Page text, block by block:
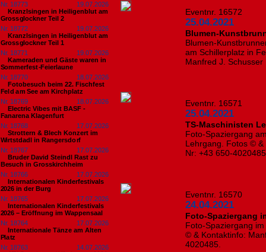
Nr. 18773
19.07.2026
Kranzlsingen in Heiligenblut am
Grossglockner Teil 2
Nr. 18772
19.07.2026
Kranzlsingen in Heiligenblut am
Grossglockner Teil 1
Nr. 18771
19.07.2026
Kameraden und Gäste waren in
Sommerfest-Feierlaune
Nr. 18770
18.07.2026
Fotobesuch beim 22. Fischfest
Feld am See am Kirchplatz
Nr. 18769
18.07.2026
Electric Vibes mit BASF -
Fanarena Klagenfurt
Nr. 18768
17.07.2026
Strottern & Blech Konzert im
Wirtstdadl in Rangersdorf
Nr. 18767
17.07.2026
Bruder David Steindl Rast zu
Besuch in Grosskirchheim
Nr. 18766
17.07.2026
Internationalen Kinderfestivals
2026 in der Burg
Nr. 18765
17.07.2026
Internationalen Kinderfestivals
2026 – Eröffnung im Wappensaal
Nr. 18764
17.07.2026
Internationale Tänze am Alten
Platz
Nr. 18763
14.07.2026
Eventnr. 16572
25.04.2021
Blumen-
Blumen-
am Schillerplatz in
Manfred J.
Eventnr. 16571
25.04.2021
TS-Maschinisten
Foto-Spaziergang
Lehrgang. Fotos ©
Nr: +43 650-
Eventnr. 16570
24.04.2021
Foto-Spaziergang
Foto-Spaziergang
© & Kontaktinfo:
4020485.